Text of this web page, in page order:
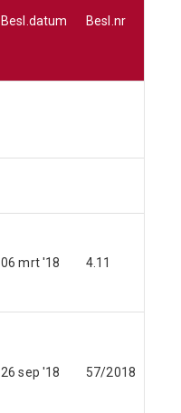
Besl.datum Besl.nr
06 mrt '18 4.11
26 sep '18 57/2018